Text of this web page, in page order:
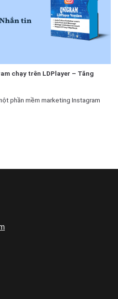
chạy trên LDPlayer – Tăng
phần mềm marketing Instagram